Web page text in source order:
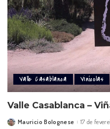
Valle Casablanca Vinícolas
Valle Casablanca –
PostedMauricio Bolognese 17 de